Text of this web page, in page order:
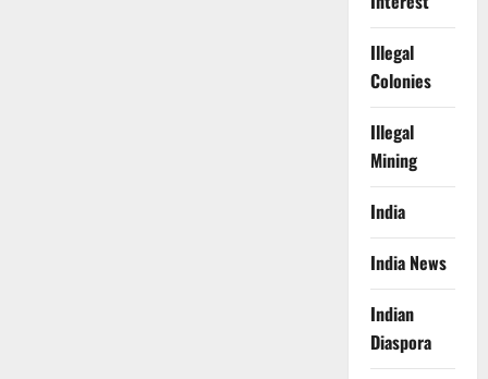
Illegal
Colonies
Illegal
Mining
India
India News
Indian
Diaspora